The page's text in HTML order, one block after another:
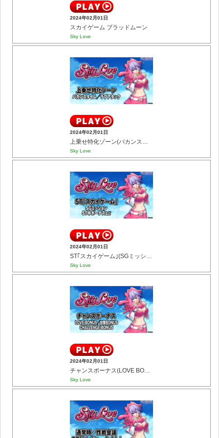
2024年02月01日
スカイゲーム ブラッドムーン
Sky Love
2024年02月01日
上乗せ特化ゾーン(バカンスタイム／ラブアタック)
Sky Love
2024年02月01日
ST｢スカイゲーム｣(SGミッション／ST中ボーナスなど)
Sky Love
2024年02月01日
チャンスボーナス(LOVE BONUS／出撃BONUS／CHALLENGE BONUS)
Sky Love